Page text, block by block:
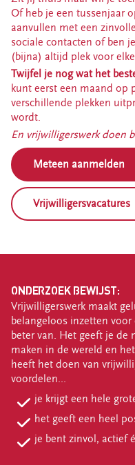
Estafette recyclewinkel
Ik heb spullen
Zelf spullen brengen
Spullen thuis laten
Deze spullen kun je bij
Inleveren kleding en textiel
Bezorg- en ophaalservice
Vrijwilliger worden
Vrijwilligersvacatures
Over Estafette
Werken bij Estafette
CONTACT
klantenservice
ma-vr 09.00 tot 17.00 uur
058 234 76 00
Word donateur
Of heb je een tussenjaar
aanvullen met een
sociale contacten of ben
(bijna) altijd plek voor
Twijfel je nog wat het
kunt eerst een maand op
verschillende plekken
wordt.
En vrijwilligerswerk doen
Meteen aanmelden
Vrijwilligersvacatures
ONDERZOEK BEWIJST:
Vrijwilligerswerk maakt
belangeloos inzetten
beter van. Het geeft je de
maken in de wereld en
heeft het doen van
voordelen...
je krijgt een hele
het geeft een heel
je bent zinvol, actief